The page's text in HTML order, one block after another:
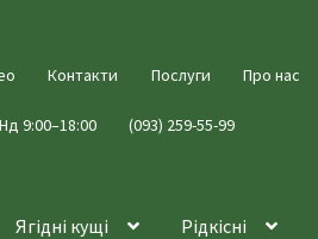
Контакти Послуги Про нас
9:00–18:00 (093) 259-55-99
Ягідні кущі Рідкісні